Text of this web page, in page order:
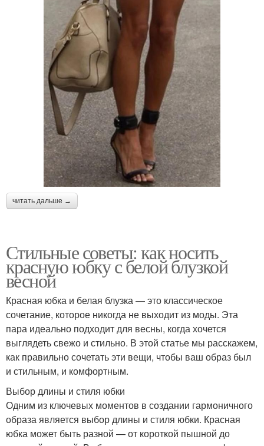
читать дальше →
Стильные советы: как носить
красную юбку с белой блузкой
весной
Красная юбка и белая блузка — это классическое
сочетание, которое никогда не выходит из моды. Эта
пара идеально подходит для весны, когда хочется
выглядеть свежо и стильно. В этой статье мы расскажем,
как правильно сочетать эти вещи, чтобы ваш образ был
и стильным, и комфортным.
Выбор длины и стиля юбки
Одним из ключевых моментов в создании гармоничного
образа является выбор длины и стиля юбки. Красная
юбка может быть разной — от короткой пышной до